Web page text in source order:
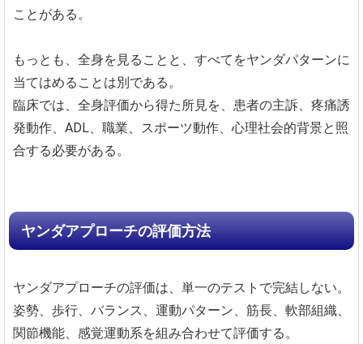
ことがある。
もっとも、全身を見ることと、すべてをヤンダパターンに
当てはめることは別である。
臨床では、全身評価から得た所見を、患者の主訴、疼痛誘
発動作、ADL、職業、スポーツ動作、心理社会的背景と照
合する必要がある。
ヤンダアプローチの評価方法
ヤンダアプローチの評価は、単一のテストで完結しない。
姿勢、歩行、バランス、運動パターン、筋長、軟部組織、
関節機能、感覚運動系を組み合わせて評価する。